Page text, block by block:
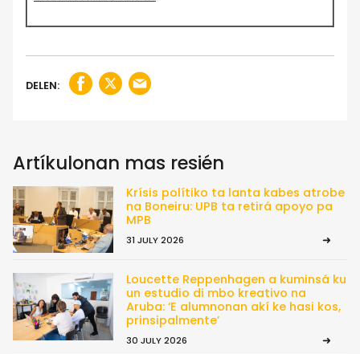
DELEN:
Artíkulonan mas resién
Krísis polítiko ta lanta kabes atrobe
na Boneiru: UPB ta retirá apoyo pa
MPB
31 JULY 2026
Loucette Reppenhagen a kuminsá ku
un estudio di mbo kreativo na
Aruba: ‘E alumnonan akí ke hasi kos,
prinsipalmente’
30 JULY 2026